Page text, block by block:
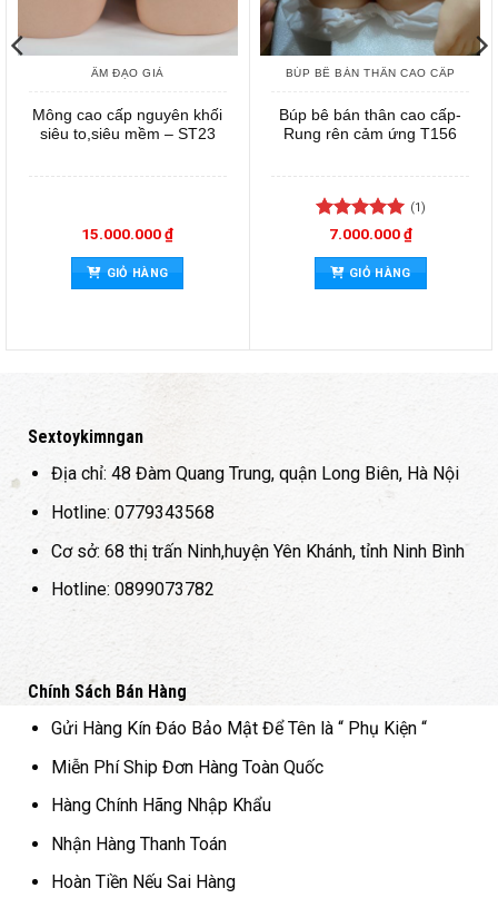
ÂM ĐẠO GIẢ
Mông cao cấp nguyên khối
siêu to,siêu mềm – ST23
15.000.000₫
GIỎ HÀNG
BÚP BÊ BÁN THÂN CAO CẤP
Búp bê bán thân cao cấp-
Rung rên cảm ứng T156
Được xếp
sao
(1)
7.000.000₫
GIỎ HÀNG
Sextoykimngan
Địa chỉ: 48 Đàm Quang Trung, quận Long Biên, Hà Nội
Hotline: 0779343568
Cơ sở: 68 thị trấn Ninh,huyện Yên Khánh, tỉnh Ninh Bình
Hotline: 0899073782
Chính Sách Bán Hàng
Gửi Hàng Kín Đáo Bảo Mật Để Tên là “ Phụ Kiện “
Miễn Phí Ship Đơn Hàng Toàn Quốc
Hàng Chính Hãng Nhập Khẩu
Nhận Hàng Thanh Toán
Hoàn Tiền Nếu Sai Hàng